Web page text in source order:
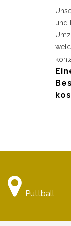
und
Puttball